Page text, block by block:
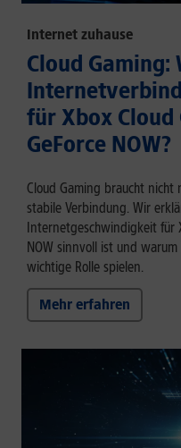
Internet zuhause
Cloud Gaming:
für Xbox Cloud
GeForce NOW?
Cloud Gaming braucht nicht
stabile Verbindung. Wir
Internetgeschwindigkeit für
NOW sinnvoll ist und
wichtige Rolle spielen.
Mehr erfahren